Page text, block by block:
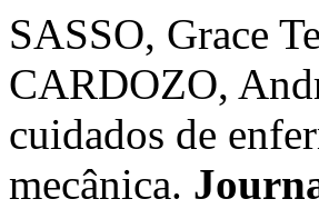
SASSO, Grace
CARDOZO,
cuidados de
mecânica.